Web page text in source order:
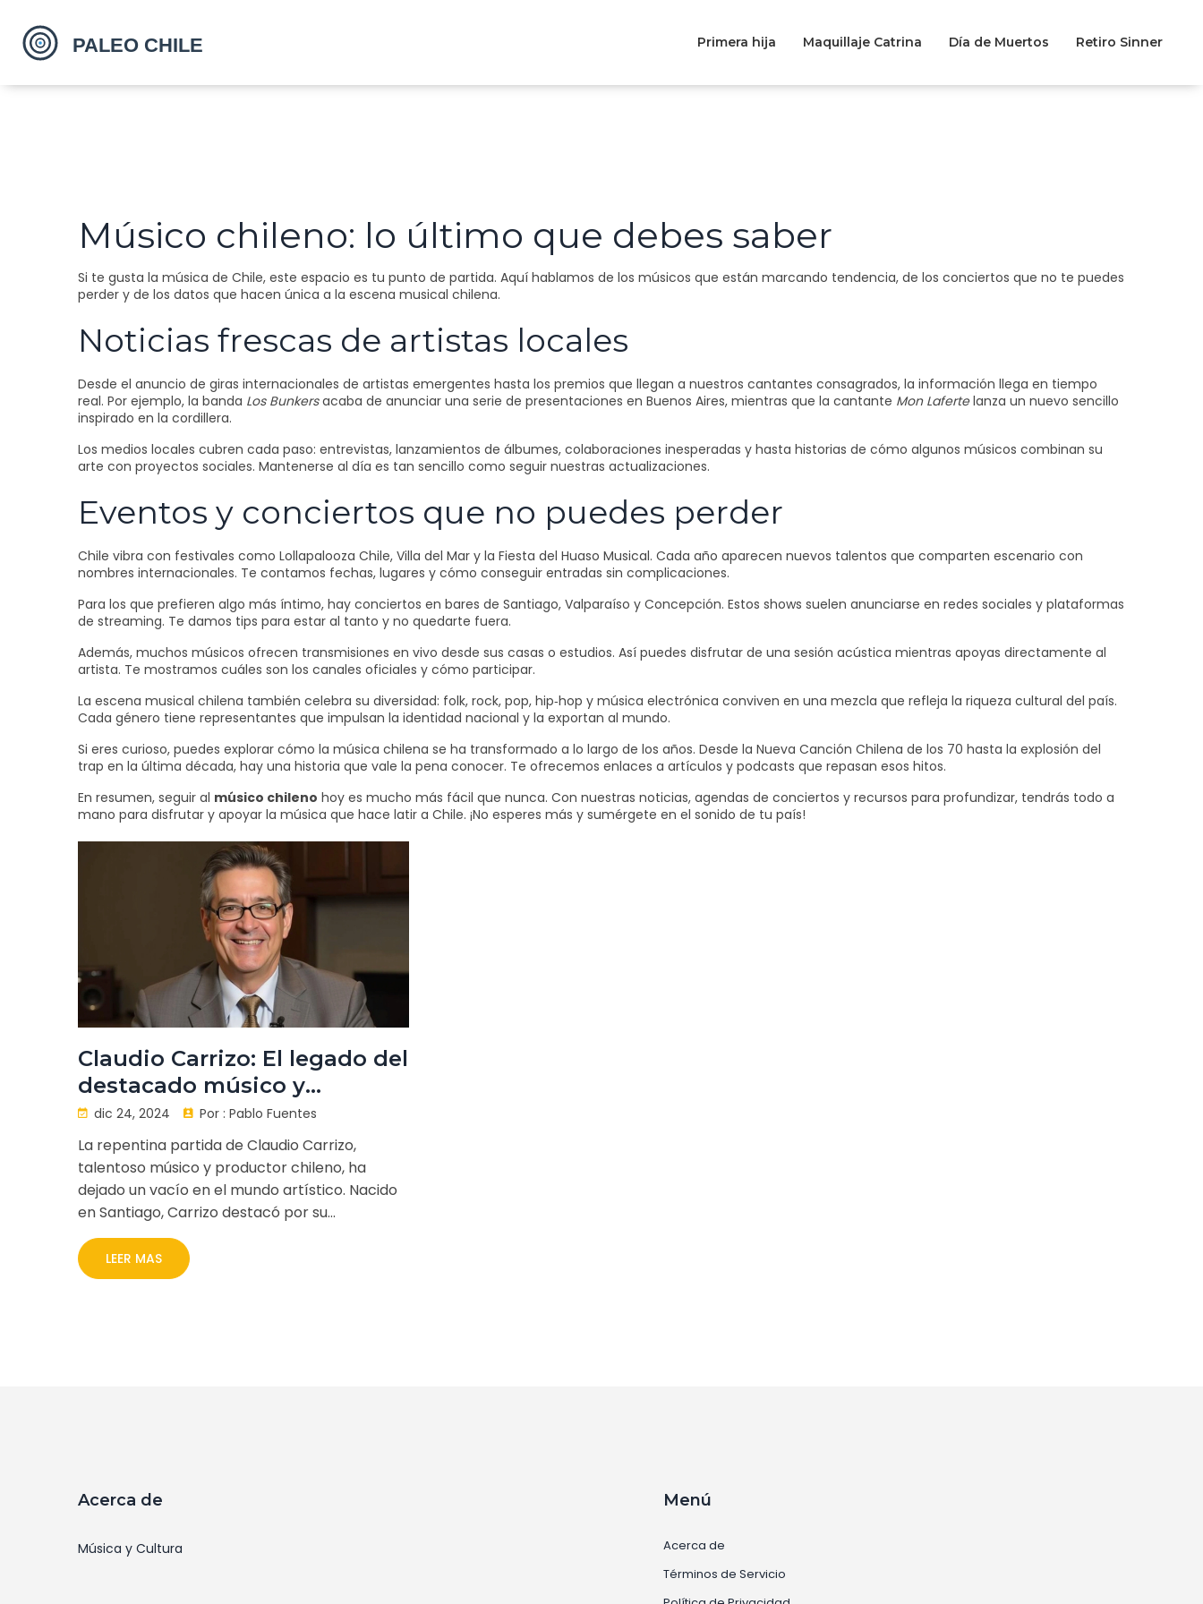
Primera hija Maquillaje Catrina Día de Muertos Retiro Sinner
Músico chileno: lo último que debes saber
Si te gusta la música de Chile, este espacio es tu punto de partida. Aquí hablamos de los músicos que están marcando tendencia, de los conciertos que no te puedes
perder y de los datos que hacen única a la escena musical chilena.
Noticias frescas de artistas locales
Desde el anuncio de giras internacionales de artistas emergentes hasta los premios que llegan a nuestros cantantes consagrados, la información llega en tiempo
real. Por ejemplo, la banda Los Bunkersacaba de anunciar una serie de presentaciones en Buenos Aires, mientras que la cantante Mon Lafertelanza un nuevo sencillo
inspirado en la cordillera.
Los medios locales cubren cada paso: entrevistas, lanzamientos de álbumes, colaboraciones inesperadas y hasta historias de cómo algunos músicos combinan su
arte con proyectos sociales. Mantenerse al día es tan sencillo como seguir nuestras actualizaciones.
Eventos y conciertos que no puedes perder
Chile vibra con festivales como Lollapalooza Chile, Villa del Mar y la Fiesta del Huaso Musical. Cada año aparecen nuevos talentos que comparten escenario con
nombres internacionales. Te contamos fechas, lugares y cómo conseguir entradas sin complicaciones.
Para los que prefieren algo más íntimo, hay conciertos en bares de Santiago, Valparaíso y Concepción. Estos shows suelen anunciarse en redes sociales y plataformas
de streaming. Te damos tips para estar al tanto y no quedarte fuera.
Además, muchos músicos ofrecen transmisiones en vivo desde sus casas o estudios. Así puedes disfrutar de una sesión acústica mientras apoyas directamente al
artista. Te mostramos cuáles son los canales oficiales y cómo participar.
La escena musical chilena también celebra su diversidad: folk, rock, pop, hip‑hop y música electrónica conviven en una mezcla que refleja la riqueza cultural del país.
Cada género tiene representantes que impulsan la identidad nacional y la exportan al mundo.
Si eres curioso, puedes explorar cómo la música chilena se ha transformado a lo largo de los años. Desde la Nueva Canción Chilena de los 70 hasta la explosión del
trap en la última década, hay una historia que vale la pena conocer. Te ofrecemos enlaces a artículos y podcasts que repasan esos hitos.
En resumen, seguir al músico chileno hoy es mucho más fácil que nunca. Con nuestras noticias, agendas de conciertos y recursos para profundizar, tendrás todo a
mano para disfrutar y apoyar la música que hace latir a Chile. ¡No esperes más y sumérgete en el sonido de tu país!
Claudio Carrizo: El legado del
destacado músico y
productor chileno
dic 24, 2024 Por : Pablo Fuentes
La repentina partida de Claudio Carrizo,
talentoso músico y productor chileno, ha
dejado un vacío en el mundo artístico. Nacido
en Santiago, Carrizo destacó por su
versatilidad desde joven, ganando
reconocimiento internacional y colaborando
con artistas de renombre. Su fallecimiento ha
LEER MAS
Acerca de
Música y Cultura
Menú
Acerca de
Términos de Servicio